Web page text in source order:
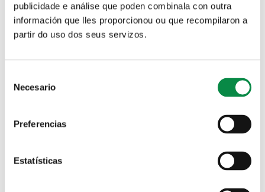
publicidade e análise que poden combinala con outra
información que lles proporcionou ou que recompilaron a
partir do uso dos seus servizos.
Selection
Necesario
Preferencias
Estatísticas
Agenda
Tipo
Fecha